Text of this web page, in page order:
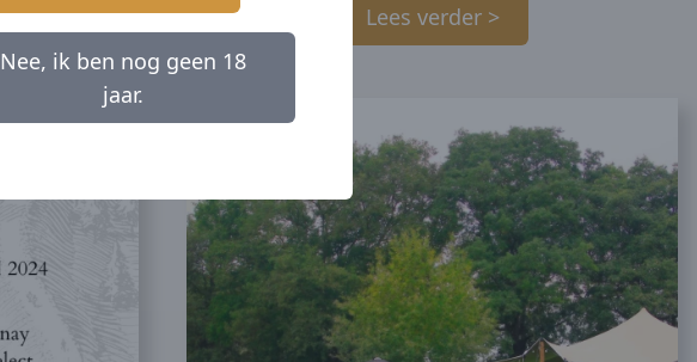
Lees verder >
Nee, ik ben nog geen 18
jaar.